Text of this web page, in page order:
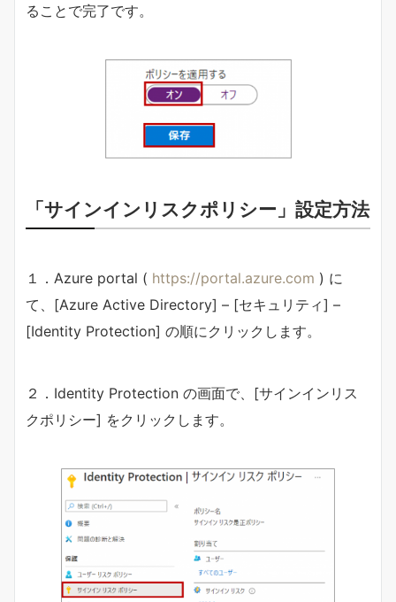
ることで完了です。
「サインインリスクポリシー」設定方法
１．Azure portal ( https://portal.azure.com ) に
て、[Azure Active Directory] – [セキュリティ] –
[Identity Protection] の順にクリックします。
２．Identity Protection の画面で、[サインインリス
クポリシー] をクリックします。